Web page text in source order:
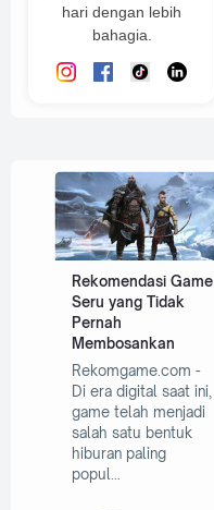
hari dengan lebih
bahagia.
Rekomendasi Game
Seru yang Tidak
Pernah
Membosankan
Rekomgame.com -
Di era digital saat ini,
game telah menjadi
salah satu bentuk
hiburan paling
popul…